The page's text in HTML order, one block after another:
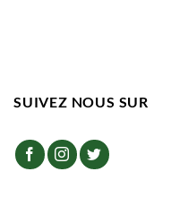
SUIVEZ NOUS SUR